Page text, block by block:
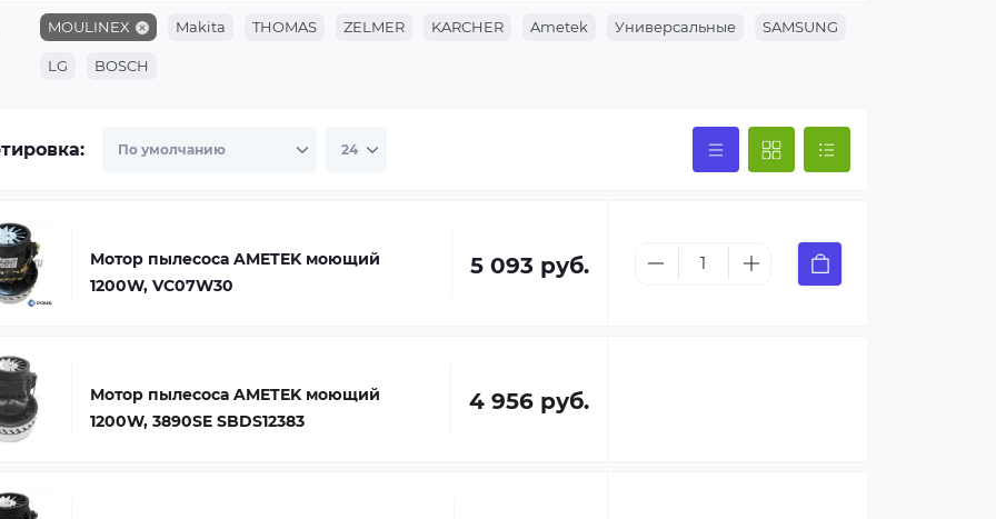
MOULINEX Makita THOMAS ZELMER KARCHER Ametek Универсальные SAMSUNG
LG BOSCH
Мотор пылесоса AMETEK моющий
1200W, VC07W30
5 093 руб.
Мотор пылесоса AMETEK моющий
1200W, 3890SE SBDS12383
4 956 руб.